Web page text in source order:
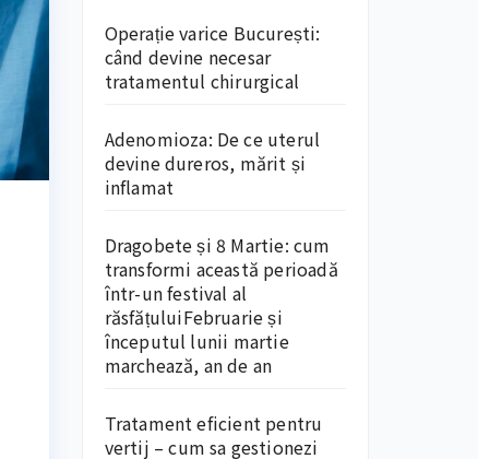
Operație varice București:
când devine necesar
tratamentul chirurgical
Adenomioza: De ce uterul
devine dureros, mărit și
inflamat
Dragobete și 8 Martie: cum
transformi această perioadă
într-un festival al
răsfățuluiFebruarie și
începutul lunii martie
marchează, an de an
Tratament eficient pentru
vertij – cum sa gestionezi